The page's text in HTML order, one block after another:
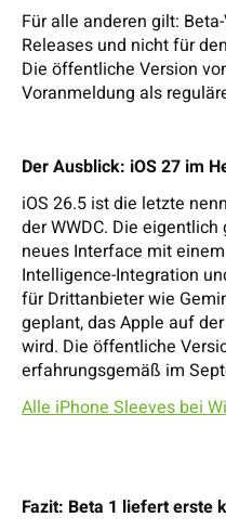
Für alle anderen gilt:
Releases und nicht für
Die öffentliche Version
Voranmeldung als
Der Ausblick: iOS 27 im
iOS 26.5 ist die letzte
der WWDC. Die
neues Interface mit
Intelligence-Integration
für Drittanbieter wie
geplant, das Apple auf
wird. Die öffentliche
erfahrungsgemäß im
Alle iPhone Sleeves bei
Fazit: Beta 1 liefert erste